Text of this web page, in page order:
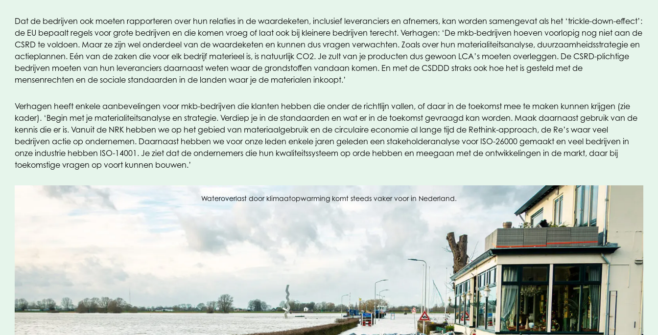
Dat de bedrijven ook moeten rapporteren over hun relaties in de waardeketen, inclusief leveranciers en afnemers, kan worden samengevat als het ‘trickle-down-effect’:
de EU bepaalt regels voor grote bedrijven en die komen vroeg of laat ook bij kleinere bedrijven terecht. Verhagen: ‘De mkb-bedrijven hoeven voorlopig nog niet aan de
CSRD te voldoen. Maar ze zijn wel onderdeel van de waardeketen en kunnen dus vragen verwachten. Zoals over hun materialiteitsanalyse, duurzaamheidsstrategie en
actieplannen. Eén van de zaken die voor elk bedrijf materieel is, is natuurlijk CO2. Je zult van je producten dus gewoon LCA’s moeten overleggen. De CSRD-plichtige
bedrijven moeten van hun leveranciers daarnaast weten waar de grondstoffen vandaan komen. En met de CSDDD straks ook hoe het is gesteld met de
mensenrechten en de sociale standaarden in de landen waar je de materialen inkoopt.’
Verhagen heeft enkele aanbevelingen voor mkb-bedrijven die klanten hebben die onder de richtlijn vallen, of daar in de toekomst mee te maken kunnen krijgen (zie
kader). ‘Begin met je materialiteitsanalyse en strategie. Verdiep je in de standaarden en wat er in de toekomst gevraagd kan worden. Maak daarnaast gebruik van de
kennis die er is. Vanuit de NRK hebben we op het gebied van materiaalgebruik en de circulaire economie al lange tijd de Rethink-approach, de Re’s waar veel
bedrijven actie op ondernemen. Daarnaast hebben we voor onze leden enkele jaren geleden een stakeholderanalyse voor ISO-26000 gemaakt en veel bedrijven in
onze industrie hebben ISO-14001. Je ziet dat de ondernemers die hun kwaliteitssysteem op orde hebben en meegaan met de ontwikkelingen in de markt, daar bij
toekomstige vragen op voort kunnen bouwen.’
Wateroverlast door klimaatopwarming komt steeds vaker voor in Nederland.
De CSRD zal voor een deel van het mkb leiden tot meer administratieve druk. Verhagen verwacht echter dat bedrijven daar op natuurlijke wijze in zullen groeien. ‘Je
moet over aspecten van je bedrijfsvoering nadenken waar je eerst niet over hoefde na te denken. Maar kijk even terug naar de BRC Packaging-normen die zo’n 25 jaar
geleden werden geïntroduceerd. Dat zagen we in de verpakkingsindustrie destijds als een enorme opgave. Inmiddels vinden we het heel logisch dat we aan de
normen voldoen. Bij veel onderdelen van de CSRD is het ook heel zinvol dat je er over nadenkt. Het zijn basale vraagstukken, waar je los van de wetgeving actie op zou
moeten ondernemen.’ Hoewel de CSRD voor veel bedrijven extra administratie vraagt, kan de richtlijn volgens Verhagen ook voordelig uitpakken. ‘In Nederland
hebben we een goede cao, we hebben veel arboregels en richtlijnen voor de kwaliteit van onze leefomgeving. De CSRD zal binnen Europa zorgen voor een gelijk
speelveld en daardoor kan de concurrentiekracht van onze maakindustrie zelfs groter worden.’
Meer weten?